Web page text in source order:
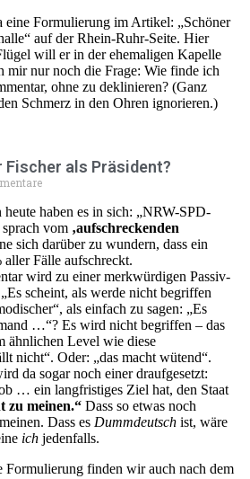
eine Formulierung im Artikel: „Schöner
auf der Rhein-Ruhr-Seite. Hier
will er in der ehemaligen Kapelle
mir nur noch die Frage: Wie finde ich
ohne zu deklinieren? (Ganz
Schmerz in den Ohren ignorieren.)
Fischer als Präsident?
heute haben es in sich: „NRW-SPD-
vom ‚aufschreckenden
sich darüber zu wundern, dass ein
Fälle aufschreckt.
wird zu einer merkwürdigen Passiv-
scheint, als werde nicht begriffen
als einfach zu sagen: „Es
…“? Es wird nicht begriffen – das
ähnlichen Level wie diese
nicht“. Oder: „das macht wütend“.
da sogar noch einer draufgesetzt:
… ein langfristiges Ziel hat, den Staat
zu meinen.“ Dass so etwas noch
Dass es Dummdeutsch ist, wäre
ich jedenfalls.
Formulierung finden wir auch nach dem